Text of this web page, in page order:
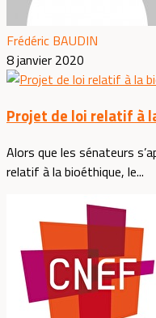
Frédéric BAUDIN
8 janvier 2020
Projet de loi relatif à
Alors que les sénateurs
relatif à la bioéthique, le...